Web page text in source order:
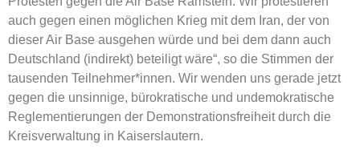
auch gegen einen möglichen Krieg mit dem Iran, der von
dieser Air Base ausgehen würde und bei dem dann auch
Deutschland (indirekt) beteiligt wäre“, so die Stimmen der
tausenden Teilnehmer*innen. Wir wenden uns gerade jetzt
gegen die unsinnige, bürokratische und undemokratische
Reglementierungen der Demonstrationsfreiheit durch die
Kreisverwaltung in Kaiserslautern.